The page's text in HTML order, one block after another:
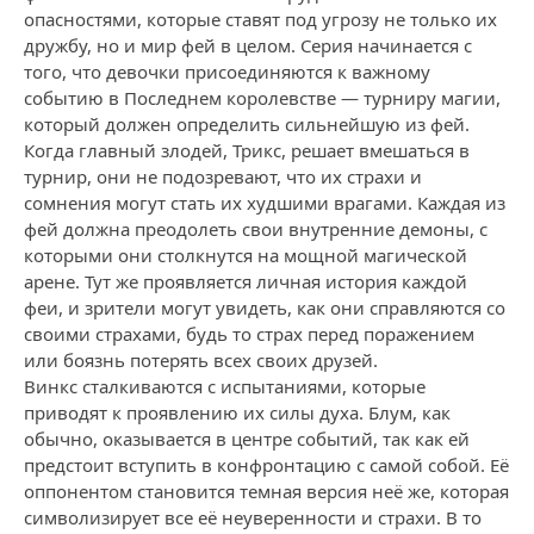
опасностями, которые ставят под угрозу не только их
дружбу, но и мир фей в целом. Серия начинается с
того, что девочки присоединяются к важному
событию в Последнем королевстве — турниру магии,
который должен определить сильнейшую из фей.
Когда главный злодей, Трикс, решает вмешаться в
турнир, они не подозревают, что их страхи и
сомнения могут стать их худшими врагами. Каждая из
фей должна преодолеть свои внутренние демоны, с
которыми они столкнутся на мощной магической
арене. Тут же проявляется личная история каждой
феи, и зрители могут увидеть, как они справляются со
своими страхами, будь то страх перед поражением
или боязнь потерять всех своих друзей.
Винкс сталкиваются с испытаниями, которые
приводят к проявлению их силы духа. Блум, как
обычно, оказывается в центре событий, так как ей
предстоит вступить в конфронтацию с самой собой. Её
оппонентом становится темная версия неё же, которая
символизирует все её неуверенности и страхи. В то